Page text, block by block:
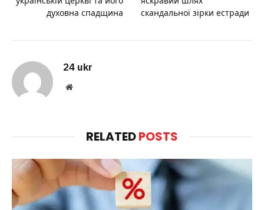
духовна спадщина
скандальної зірки естради
24 ukr
Website
RELATEDPOSTS